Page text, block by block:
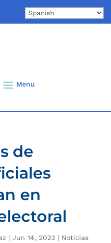
de
en
| Jun 14, 2023| Noticias